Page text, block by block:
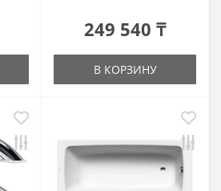
249 540 ₸
В КОРЗИНУ